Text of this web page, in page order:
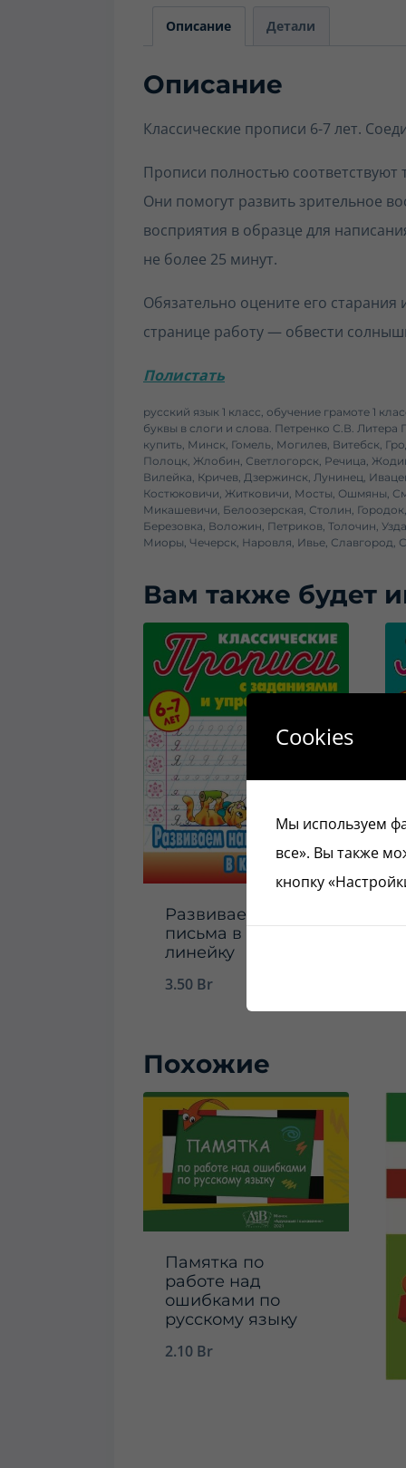
Описание Детали
Описание
Классические прописи 6-7 лет.
Прописи полностью
Они помогут развить зрительное
восприятия в образце для
не более 25 минут.
Обязательно оцените его
странице работу — обвести
Полистать
русский язык 1 класс, обучение грамоте 1
буквы в слоги и слова. Петренко С.В.
купить, Минск, Гомель, Могилев, Витебск,
Полоцк, Жлобин, Светлогорск, Речица,
Вилейка, Кричев, Дзержинск, Лунинец,
Костюковичи, Житковичи, Мосты, Ошмяны,
Микашевичи, Белоозерская, Столин,
Березовка, Воложин, Петриков, Толочин,
Миоры, Чечерск, Наровля, Ивье, Славгород,
Вам также будет
Развиваем навыки
письма в косую
линейку
3.50 Br
Похожие
Памятка по
работе над
ошибками по
русскому языку
2.10 Br
Cookies
Мы используем
все». Вы также
кнопку